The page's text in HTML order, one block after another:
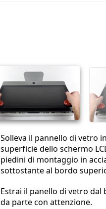
Solleva il pannello di vetro
superficie dello schermo
piedini di montaggio in
sottostante al bordo
Estrai il panello di vetro
da parte con attenzione.